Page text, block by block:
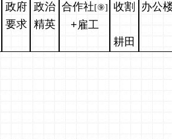
政府
要求
政治
精英
合作社 [⑨]
+雇工
收割
耕田
办公